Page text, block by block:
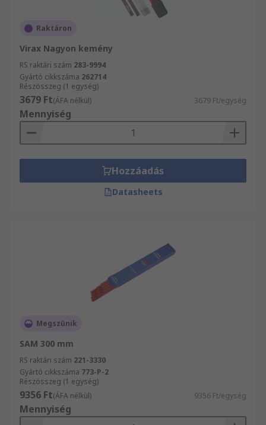
Raktáron
Virax Nagyon kemény
RS raktári szám 283-9994
Gyártó cikkszáma 262714
Részösszeg (1 egység)
3679 Ft(ÁFA nélkül) 3679 Ft/egység
Mennyiség
Hozzáadás
Datasheets
Megszűnik
SAM 300 mm
RS raktári szám 221-3330
Gyártó cikkszáma 773-P-2
Részösszeg (1 egység)
9356 Ft(ÁFA nélkül) 9356 Ft/egység
Mennyiség